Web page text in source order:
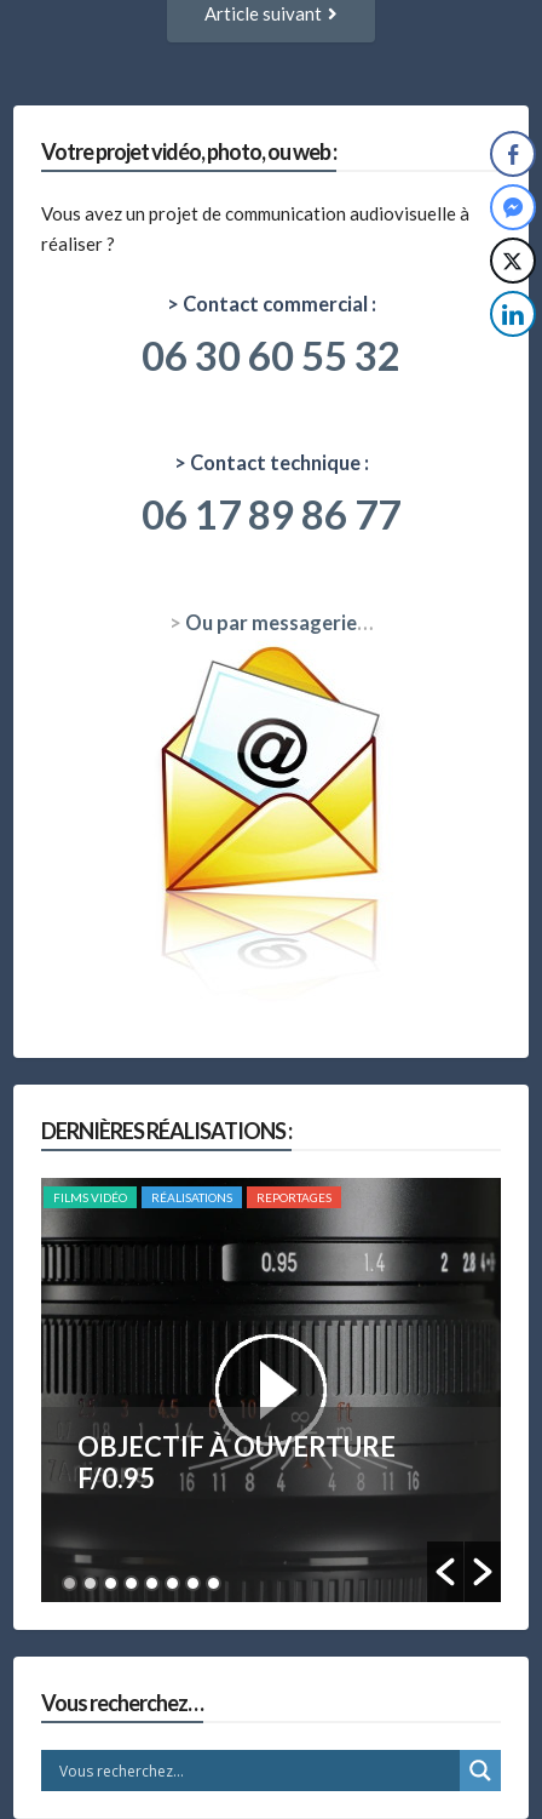
Article suivant
Votre projet vidéo, photo, ou web :
Vous avez un projet de communication audiovisuelle à
réaliser ?
> Contact commercial :
06 30 60 55 32
> Contact technique :
06 17 89 86 77
> Ou par messagerie…
DERNIÈRES RÉALISATIONS :
FILMS VIDÉO RÉALISATIONS REPORTAGES
OBJECTIF À OUVERTURE
F/0.95
Vous recherchez…